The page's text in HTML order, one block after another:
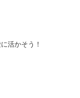
活かそう！